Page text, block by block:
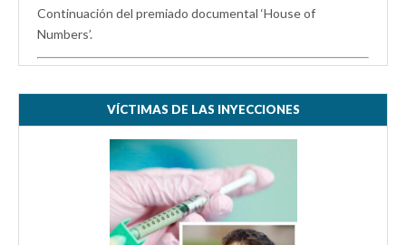
Continuación del premiado documental ‘House of
Numbers’.
VÍCTIMAS DE LAS INYECCIONES